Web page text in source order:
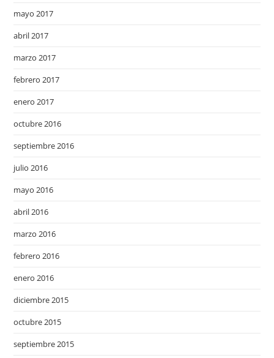
mayo 2017
abril 2017
marzo 2017
febrero 2017
enero 2017
octubre 2016
septiembre 2016
julio 2016
mayo 2016
abril 2016
marzo 2016
febrero 2016
enero 2016
diciembre 2015
octubre 2015
septiembre 2015